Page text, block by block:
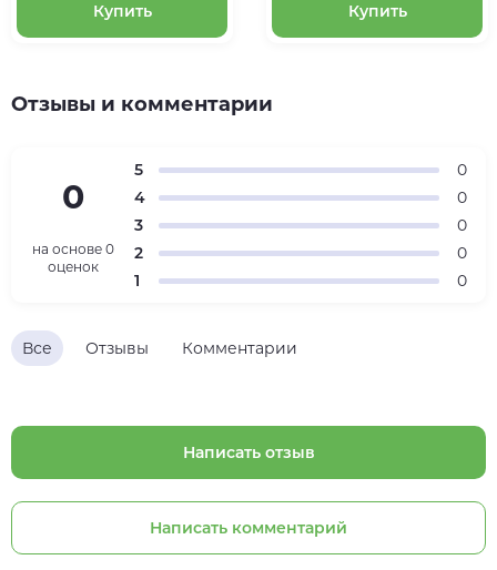
Купить Купить
Отзывы и комментарии
Все Отзывы Комментарии
Написать отзыв
Написать комментарий
0
на основе 0
оценок
5
0
4
0
3
0
2
0
1
0